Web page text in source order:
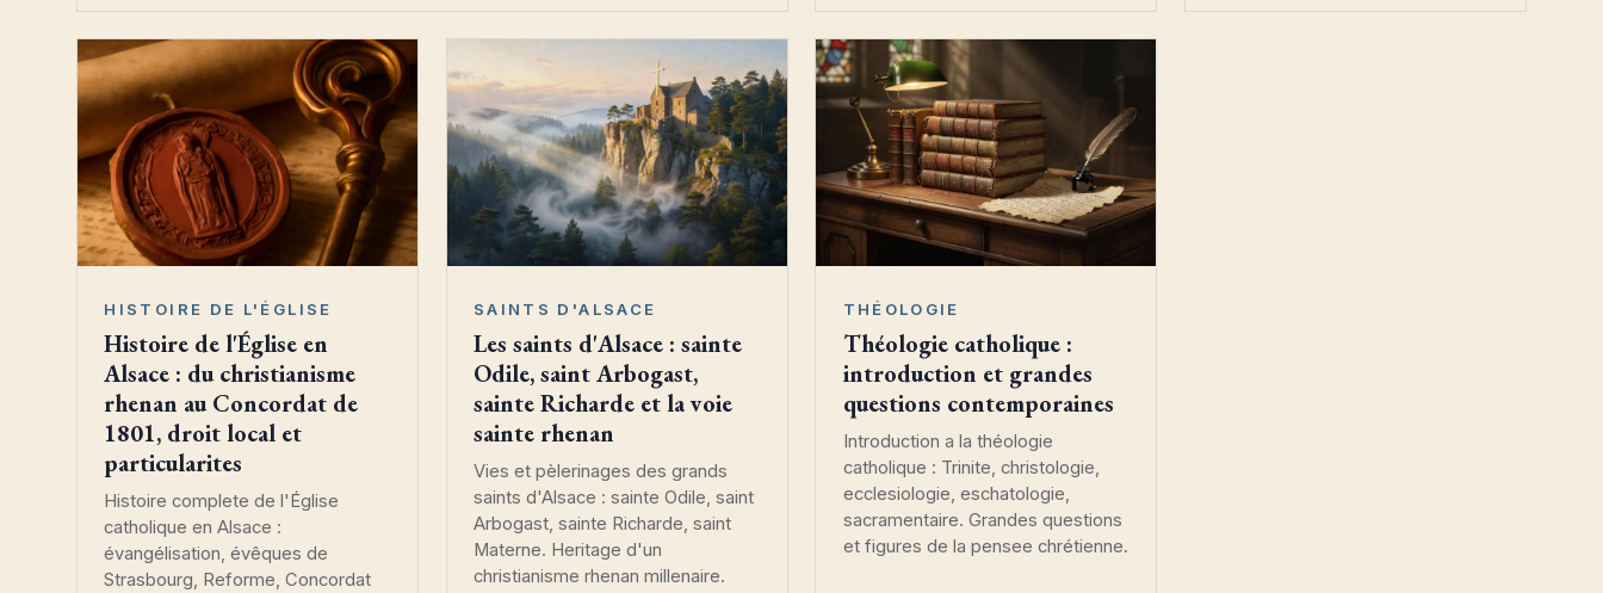
HISTOIRE DE L'ÉGLISE
Histoire de l'Église en
Alsace : du christianisme
rhenan au Concordat de
1801, droit local et
particularites
Histoire complete de l'Église
catholique en Alsace :
évangélisation, évêques de
Strasbourg, Reforme, Concordat
SAINTS D'ALSACE
Les saints d'Alsace : sainte
Odile, saint Arbogast,
sainte Richarde et la voie
sainte rhenan
Vies et pèlerinages des grands
saints d'Alsace : sainte Odile, saint
Arbogast, sainte Richarde, saint
Materne. Heritage d'un
christianisme rhenan millenaire.
THÉOLOGIE
Théologie catholique :
introduction et grandes
questions contemporaines
Introduction a la théologie
catholique : Trinite, christologie,
ecclesiologie, eschatologie,
sacramentaire. Grandes questions
et figures de la pensee chrétienne.